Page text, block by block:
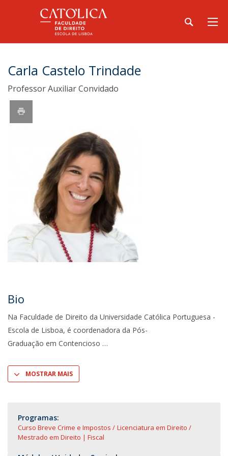
Carla Castelo Trindade
Professor Auxiliar Convidado
Bio
Na Faculdade de Direito da Universidade Católica Portuguesa -
Escola de Lisboa, é coordenadora da Pós-
Graduação em Contencioso
MOSTRAR MAIS
Programas:
Curso Breve Crime e Impostos
Licenciatura em Direito
Mestrado em Direito | Fiscal